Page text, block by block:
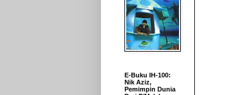
E-Buku IH-100:
Nik Aziz,
Pemimpin Dunia